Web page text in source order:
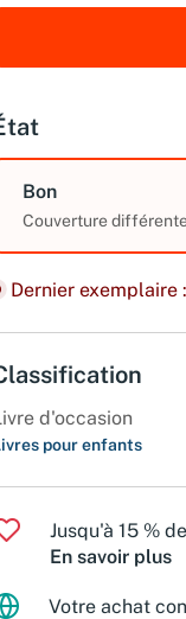
Bon
Couverture
Dernier exemplaire
d'occasion
pour enfants
Jusqu'à 15 %
En savoir plus
Votre achat